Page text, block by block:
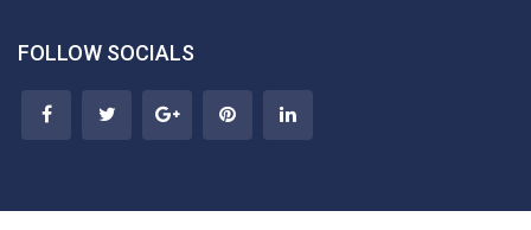
FOLLOW SOCIALS